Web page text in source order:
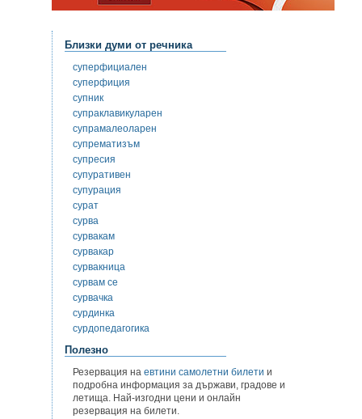
Близки думи от речника
суперфициален
суперфиция
супник
супраклавикуларен
супрамалеоларен
супрематизъм
супресия
супуративен
супурация
сурат
сурва
сурвакам
сурвакар
сурвакница
сурвам се
сурвачка
сурдинка
сурдопедагогика
Полезно
Резервация на евтини самолетни билети и
подробна информация за държави, градове и
летища. Най-изгодни цени и онлайн
резервация на билети.